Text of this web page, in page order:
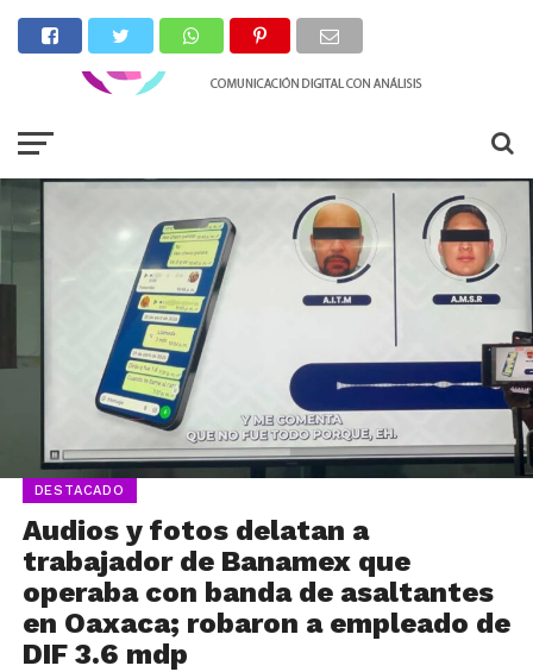
DESTACADO
Audios y fotos delatan a
trabajador de Banamex que
operaba con banda de asaltantes
en Oaxaca; robaron a empleado de
DIF 3.6 mdp